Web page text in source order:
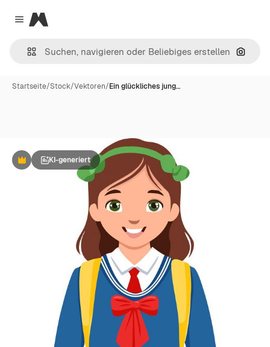
Close menu
Magnific
Nach
Startseite/Stock/Vektoren/Ein glückliches jung…
PremiumKI-generiert